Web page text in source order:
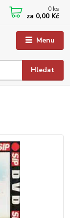
Menu
Hledat
0 ks
za 0,00 Kč